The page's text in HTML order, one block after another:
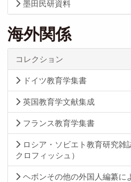
墨田民研資料
海外関係
コレクション
ドイツ教育学集書
英国教育学文献集成
フランス教育学集書
ロシア・ソビエト教育研究雑
クロフィッシュ）
ヘボンその他の外国人編纂に